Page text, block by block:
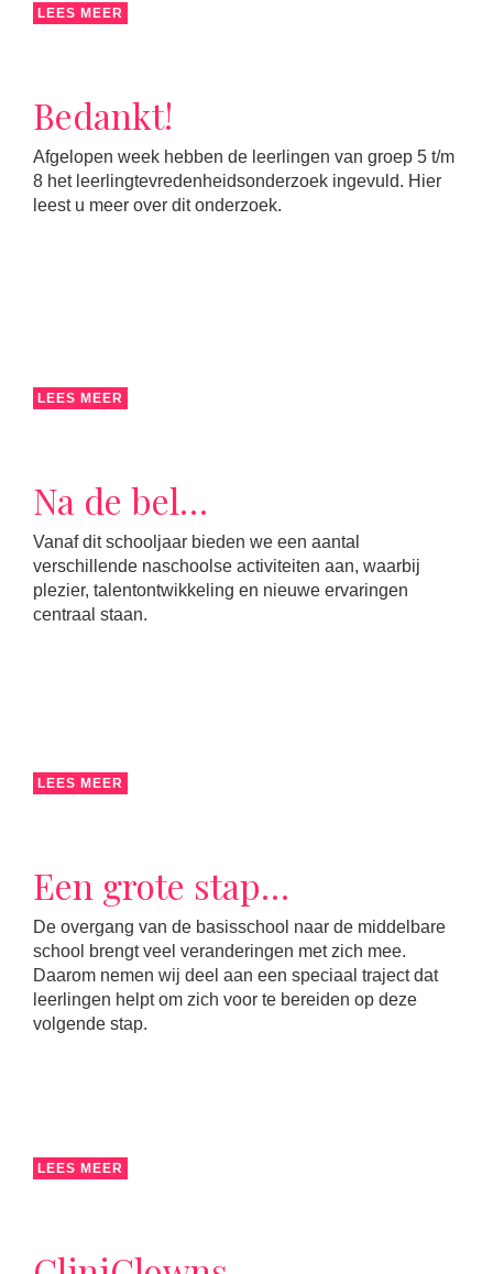
LEES MEER
Bedankt!
Afgelopen week hebben de leerlingen van groep 5 t/m
8 het leerlingtevredenheidsonderzoek ingevuld. Hier
leest u meer over dit onderzoek.
LEES MEER
Na de bel…
Vanaf dit schooljaar bieden we een aantal
verschillende naschoolse activiteiten aan, waarbij
plezier, talentontwikkeling en nieuwe ervaringen
centraal staan.
LEES MEER
Een grote stap…
De overgang van de basisschool naar de middelbare
school brengt veel veranderingen met zich mee.
Daarom nemen wij deel aan een speciaal traject dat
leerlingen helpt om zich voor te bereiden op deze
volgende stap.
LEES MEER